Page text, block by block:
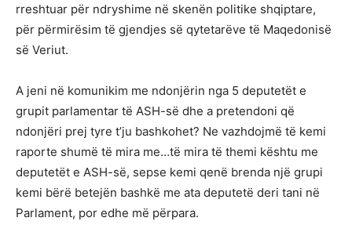
rreshtuar për ndryshime në skenën politike shqiptare,
për përmirësim të gjendjes së qytetarëve të Maqedonisë
së Veriut.
A jeni në komunikim me ndonjërin nga 5 deputetët e
grupit parlamentar të ASH-së dhe a pretendoni që
ndonjëri prej tyre t’ju bashkohet? Ne vazhdojmë të kemi
raporte shumë të mira me…të mira të themi kështu me
deputetët e ASH-së, sepse kemi qenë brenda një grupi
kemi bërë betejën bashkë me ata deputetë deri tani në
Parlament, por edhe më përpara.